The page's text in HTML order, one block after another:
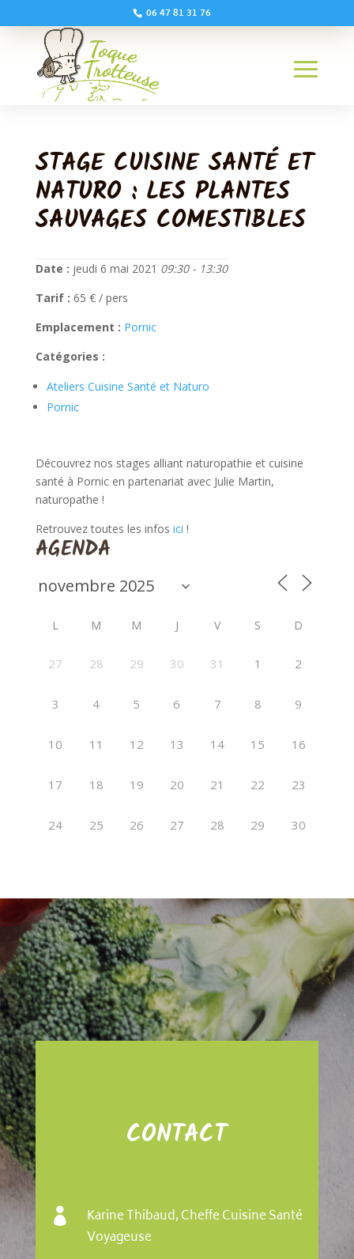
06 47 81 31 76
STAGE CUISINE SANTÉ ET
NATURO : LES PLANTES
SAUVAGES COMESTIBLES
Date : jeudi 6 mai 2021 09:30 - 13:30
Tarif : 65 € / pers
Emplacement : Pornic
Catégories :
Ateliers Cuisine Santé et Naturo
Pornic
Découvrez nos stages alliant naturopathie et cuisine
santé à Pornic en partenariat avec Julie Martin,
naturopathe !
Retrouvez toutes les infos ici !
AGENDA
L M M J V S D
27 28 29 30 31 1 2
3 4 5 6 7 8 9
10 11 12 13 14 15 16
17 18 19 20 21 22 23
24 25 26 27 28 29 30
CONTACT

Karine Thibaud, Cheffe Cuisine Santé
Voyageuse